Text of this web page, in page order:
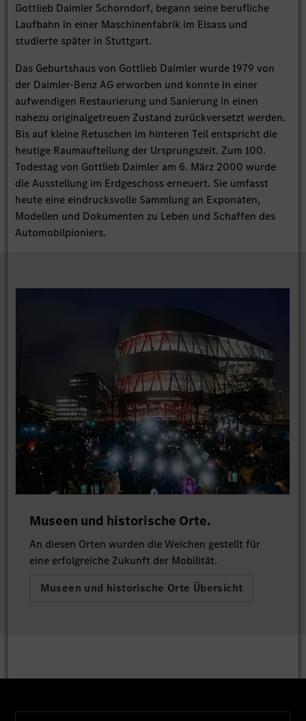
Gottlieb Daimler Schorndorf, begann seine berufliche
Laufbahn in einer Maschinenfabrik im Elsass und
studierte später in Stuttgart.
Das Geburtshaus von Gottlieb Daimler wurde 1979 von
der Daimler-Benz AG erworben und konnte in einer
aufwendigen Restaurierung und Sanierung in einen
nahezu originalgetreuen Zustand zurückversetzt werden.
Bis auf kleine Retuschen im hinteren Teil entspricht die
heutige Raumaufteilung der Ursprungszeit. Zum 100.
Todestag von Gottlieb Daimler am 6. März 2000 wurde
die Ausstellung im Erdgeschoss erneuert. Sie umfasst
heute eine eindrucksvolle Sammlung an Exponaten,
Modellen und Dokumenten zu Leben und Schaffen des
Automobilpioniers.
Museen und historische Orte.
An diesen Orten wurden die Weichen gestellt für
eine erfolgreiche Zukunft der Mobilität.
Museen und historische Orte Übersicht